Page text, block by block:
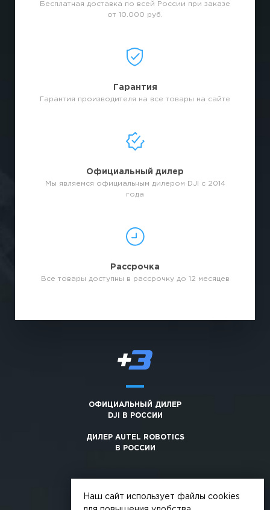
Бесплатная доставка по всей России при заказе
от 10.000 руб.
Гарантия
Гарантия производителя на все товары на сайте
Официальный дилер
Мы являемся официальным дилером DJI с 2014
года
Рассрочка
Все товары доступны в рассрочку до 12 месяцев
ОФИЦИАЛЬНЫЙ ДИЛЕР
DJI В РОССИИ
ДИЛЕР AUTEL ROBOTICS
В РОССИИ
Наш сайт использует файлы cookies